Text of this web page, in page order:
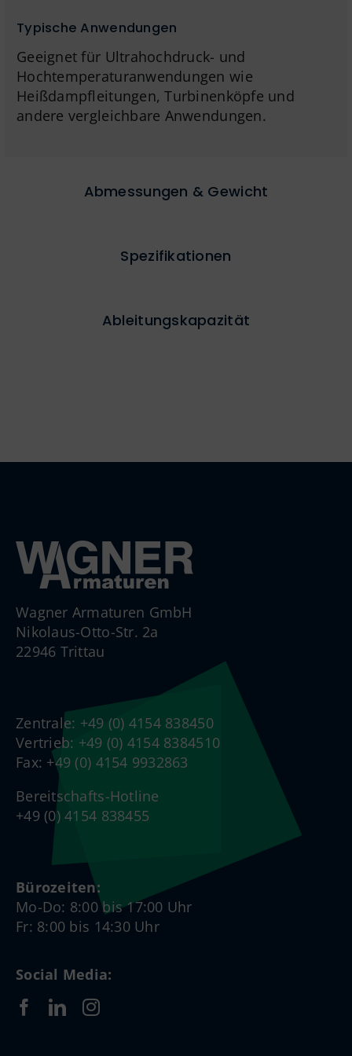
Typische Anwendungen
Geeignet für Ultrahochdruck- und
Hochtemperaturanwendungen wie
Heißdampfleitungen, Turbinenköpfe und
andere vergleichbare Anwendungen.
Abmessungen & Gewicht
Spezifikationen
Ableitungskapazität
Wagner Armaturen GmbH
Nikolaus-Otto-Str. 2a
22946 Trittau
Zentrale: +49 (0) 4154 838450
Vertrieb: +49 (0) 4154 8384510
Fax: +49 (0) 4154 9932863
Bereitschafts-Hotline
+49 (0) 4154 838455
Bürozeiten:
Mo-Do: 8:00 bis 17:00 Uhr
Fr: 8:00 bis 14:30 Uhr
Social Media: